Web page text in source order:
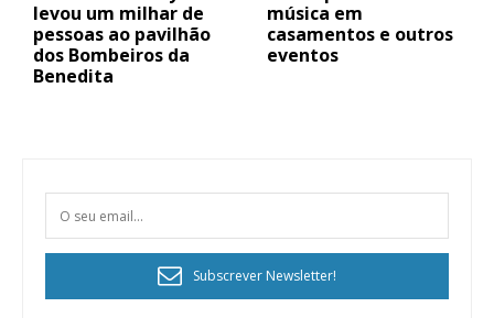
levou um milhar de
pessoas ao pavilhão
dos Bombeiros da
Benedita
música em
casamentos e outros
eventos
Subscrever Newsletter!